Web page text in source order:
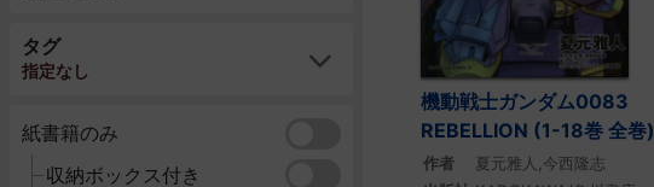
タグ
指定なし
紙書籍のみ
収納ボックス付き
機動戦士ガンダム0083
REBELLION (1-18巻 全巻)
作者
夏元雅人,今西隆志